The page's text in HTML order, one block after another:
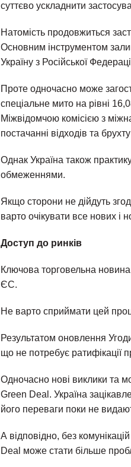
суттєво ускладнити
Натомість продовжиться
Основним інструментом
Україну з Російської
Проте одночасно може
спеціальне мито на рівні
Міжвідомчою комісією з
постачанні відходів та
Однак Україна також
обмеженнями.
Якщо сторони не дійдуть
варто очікувати все нових і
Доступ до ринків
Ключова торговельна
ЄС.
Не варто сприймати цей
Результатом оновлення
що не потребує ратифікації
Одночасно нові виклики та
Green Deal. Україна
його переваги поки не
А відповідно, без
Deal може стати більше